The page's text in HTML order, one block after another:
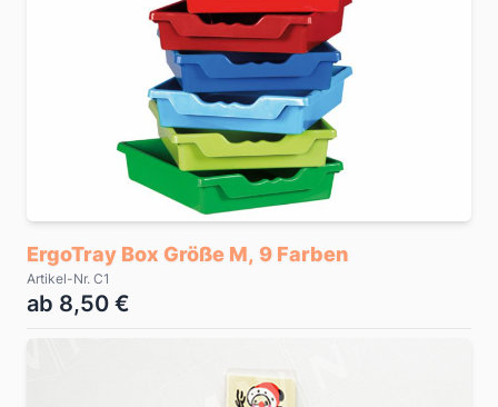
ErgoTray Box Größe M, 9 Farben
Artikel-Nr. C1
ab 8,50 €